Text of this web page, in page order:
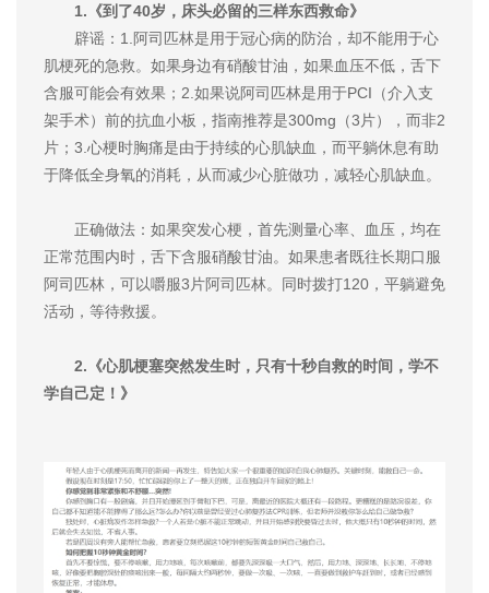
1.《到了40岁，床头必留的三样东西救命》
辟谣：1.阿司匹林是用于冠心病的防治，却不能用于心
肌梗死的急救。如果身边有硝酸甘油，如果血压不低，舌下
含服可能会有效果；2.如果说阿司匹林是用于PCI（介入支
架手术）前的抗血小板，指南推荐是300mg（3片），而非2
片；3.心梗时胸痛是由于持续的心肌缺血，而平躺休息有助
于降低全身氧的消耗，从而减少心脏做功，减轻心肌缺血。
正确做法：如果突发心梗，首先测量心率、血压，均在
正常范围内时，舌下含服硝酸甘油。如果患者既往长期口服
阿司匹林，可以嚼服3片阿司匹林。同时拨打120，平躺避免
活动，等待救援。
2.《心肌梗塞突然发生时，只有十秒自救的时间，学不
学自己定！》